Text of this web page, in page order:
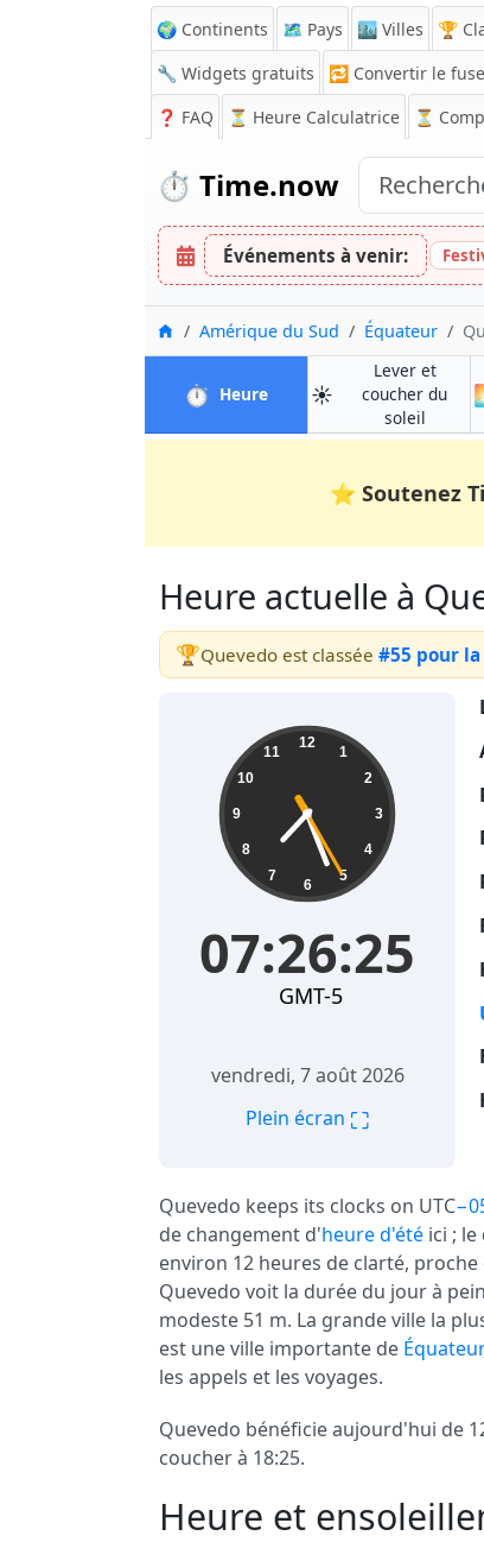
🌍 Continents 🗺️ Pays 🏙️ Villes 🏆
🔧 Widgets gratuits
🔁 Convertir le
❓ FAQ ⏳ Heure Calculatrice ⏳
⏱️ Time.now
Événements à venir:
Accueil
Amérique du Sud Équateur
⏱️ Heureà Quevedo
☀️
Lever et
coucher du
soleilà
⭐ Soutenez
Heure actuelle à
🏆Quevedo est classée #55 pour
07:26:26 12
1
2
3
4
5
6
7
8
9
10
11
07:26:26
GMT-5
vendredi, 7 août 2026
Plein écran ⛶
Quevedo keeps its clocks on UTC
de changement d'heure d'été ici ;
environ 12 heures de clarté,
Quevedo voit la durée du jour à
modeste 51 m. La grande ville la
est une ville importante de Équateur
les appels et les voyages.
Quevedo bénéficie aujourd'hui de
coucher à 18:25.
Heure et